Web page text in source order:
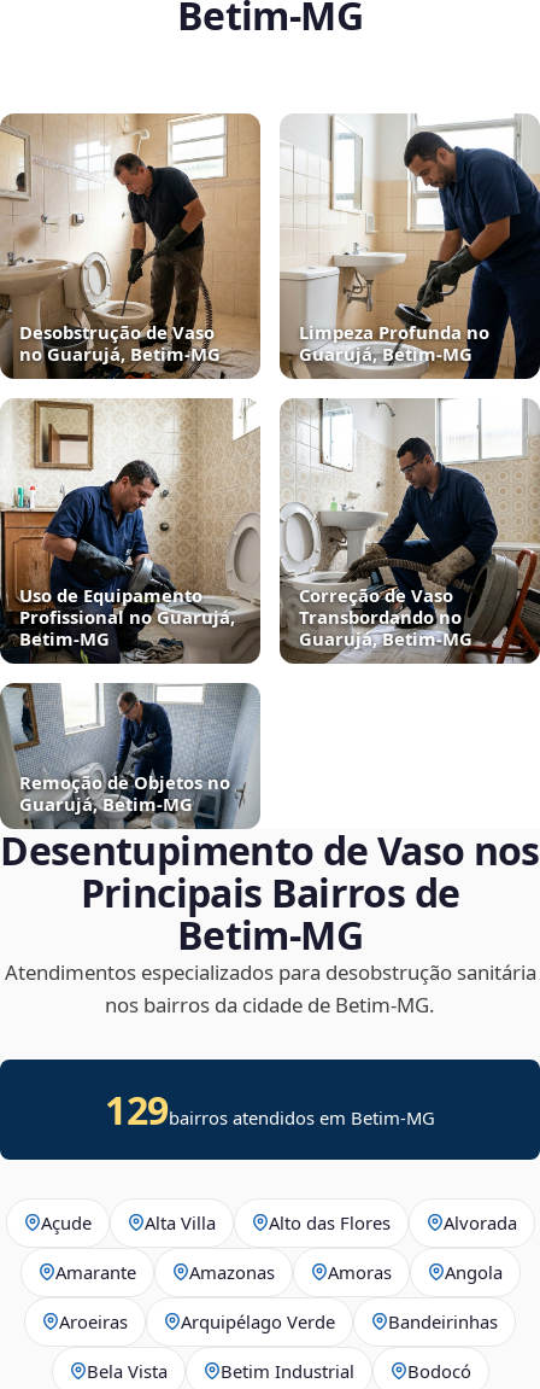
Betim‑MG
Desobstrução de Vaso
no Guarujá, Betim‑MG
Limpeza Profunda no
Guarujá, Betim‑MG
Uso de Equipamento
Profissional no Guarujá,
Betim‑MG
Correção de Vaso
Transbordando no
Guarujá, Betim‑MG
Remoção de Objetos no
Guarujá, Betim‑MG
Desentupimento de Vaso nos
Principais Bairros de
Betim‑MG
Atendimentos especializados para desobstrução sanitária
nos bairros da cidade de Betim‑MG.
129bairros atendidos em Betim-MG
Açude Alta Villa Alto das Flores Alvorada
Amarante Amazonas Amoras Angola
Aroeiras Arquipélago Verde Bandeirinhas
Bela Vista Betim Industrial Bodocó